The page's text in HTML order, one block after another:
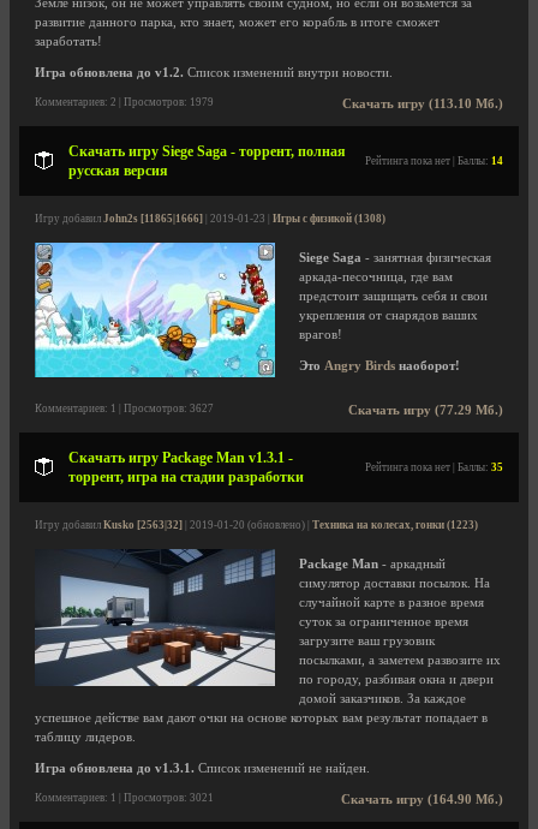
Земле низок, он не может управлять своим судном, но если он возьмется за
развитие данного парка, кто знает, может его корабль в итоге сможет
заработать!
Игра обновлена до v1.2. Список изменений внутри новости.
Скачать игру (113.10 Мб.)
Комментариев: 2 | Просмотров: 1979
Скачать игру Siege Saga - торрент, полная
русская версия
Рейтинга пока нет | Баллы: 14
Игру добавил John2s [11865|1666] | 2019-01-23 | Игры с физикой (1308)
Siege Saga - занятная физическая
аркада-песочница, где вам
предстоит защищать себя и свои
укрепления от снарядов ваших
врагов!
Это Angry Birds наоборот!
Скачать игру (77.29 Мб.)
Комментариев: 1 | Просмотров: 3627
Скачать игру Package Man v1.3.1 -
торрент, игра на стадии разработки
Рейтинга пока нет | Баллы: 35
Игру добавил Kusko [2563|32] | 2019-01-20 (обновлено) | Техника на колесах, гонки (1223)
Package Man - аркадный
симулятор доставки посылок. На
случайной карте в разное время
суток за ограниченное время
загрузите ваш грузовик
посылками, а заметем развозите их
по городу, разбивая окна и двери
домой заказчиков. За каждое
успешное действе вам дают очки на основе которых вам результат попадает в
таблицу лидеров.
Игра обновлена до v1.3.1. Список изменений не найден.
Скачать игру (164.90 Мб.)
Комментариев: 1 | Просмотров: 3021